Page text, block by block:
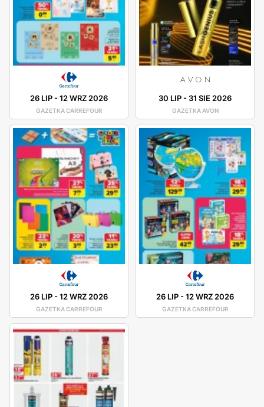
26 LIP-12 WRZ 2026
GAZETKA CARREFOUR
30 LIP- 31 SIE 2026
GAZETKA AVON
26 LIP-12 WRZ 2026
GAZETKA CARREFOUR
26 LIP-12 WRZ 2026
GAZETKA CARREFOUR